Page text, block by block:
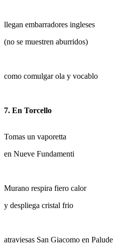
llegan embarradores ingleses
(no se muestren aburridos)
como comulgar ola y vocablo
7. En Torcello
Tomas un vaporetta
en Nueve Fundamenti
Murano respira fiero calor
y despliega cristal frio
atraviesas San Giacomo en Palude